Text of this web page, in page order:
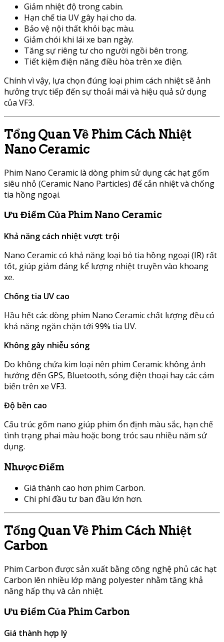
Giảm nhiệt độ trong cabin.
Hạn chế tia UV gây hại cho da.
Bảo vệ nội thất khỏi bạc màu.
Giảm chói khi lái xe ban ngày.
Tăng sự riêng tư cho người ngồi bên trong.
Tiết kiệm điện năng điều hòa trên xe điện.
Chính vì vậy, lựa chọn đúng loại phim cách nhiệt sẽ ảnh
hưởng trực tiếp đến sự thoải mái và hiệu quả sử dụng
của VF3.
Tổng Quan Về Phim Cách Nhiệt
Nano Ceramic
Phim Nano Ceramic là dòng phim sử dụng các hạt gốm
siêu nhỏ (Ceramic Nano Particles) để cản nhiệt và chống
tia hồng ngoại.
Ưu Điểm Của Phim Nano Ceramic
Khả năng cách nhiệt vượt trội
Nano Ceramic có khả năng loại bỏ tia hồng ngoại (IR) rất
tốt, giúp giảm đáng kể lượng nhiệt truyền vào khoang
xe.
Chống tia UV cao
Hầu hết các dòng phim Nano Ceramic chất lượng đều có
khả năng ngăn chặn tới 99% tia UV.
Không gây nhiễu sóng
Do không chứa kim loại nên phim Ceramic không ảnh
hưởng đến GPS, Bluetooth, sóng điện thoại hay các cảm
biến trên xe VF3.
Độ bền cao
Cấu trúc gốm nano giúp phim ổn định màu sắc, hạn chế
tình trạng phai màu hoặc bong tróc sau nhiều năm sử
dụng.
Nhược Điểm
Giá thành cao hơn phim Carbon.
Chi phí đầu tư ban đầu lớn hơn.
Tổng Quan Về Phim Cách Nhiệt
Carbon
Phim Carbon được sản xuất bằng công nghệ phủ các hạt
Carbon lên nhiều lớp màng polyester nhằm tăng khả
năng hấp thụ và cản nhiệt.
Ưu Điểm Của Phim Carbon
Giá thành hợp lý